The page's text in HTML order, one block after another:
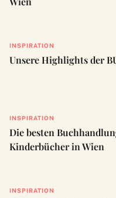
INSPIRATION
Unsere Highlights der
INSPIRATION
Die besten
Kinderbücher in Wien
INSPIRATION